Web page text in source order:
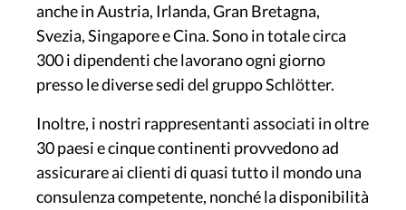
anche in Austria, Irlanda, Gran Bretagna,
Svezia, Singapore e Cina. Sono in totale circa
300 i dipendenti che lavorano ogni giorno
presso le diverse sedi del gruppo Schlötter.
Inoltre, i nostri rappresentanti associati in oltre
30 paesi e cinque continenti provvedono ad
assicurare ai clienti di quasi tutto il mondo una
consulenza competente, nonché la disponibilità